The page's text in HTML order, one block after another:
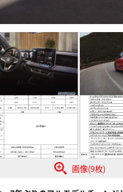
画像(9枚)